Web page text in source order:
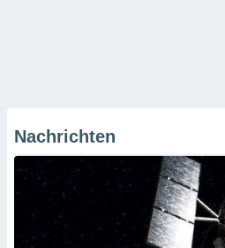
Nachrichten